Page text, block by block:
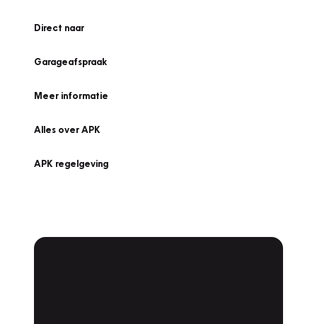
Direct naar
Garageafspraak
Meer informatie
Alles over APK
APK regelgeving